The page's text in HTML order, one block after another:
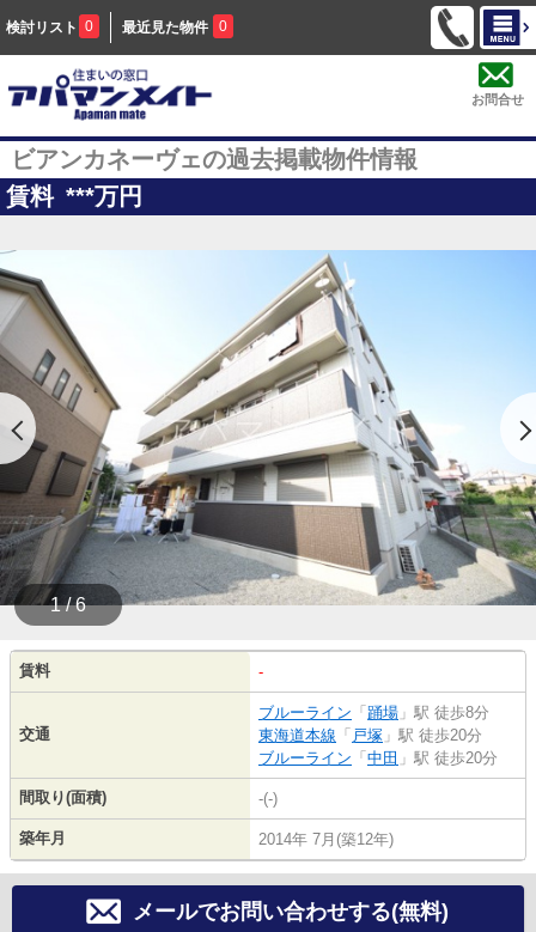
検討リスト 0 最近見た物件 0
お問合せ
ビアンカネーヴェの過去掲載物件情報
賃料 ***万円
1 / 6
賃料 -
交通
ブルーライン 「 踊場 」駅 徒歩8分
東海道本線 「 戸塚 」駅 徒歩20分
ブルーライン 「 中田 」駅 徒歩20分
間取り(面積) -(-)
築年月 2014年 7月(築12年)
メールでお問い合わせする(無料)